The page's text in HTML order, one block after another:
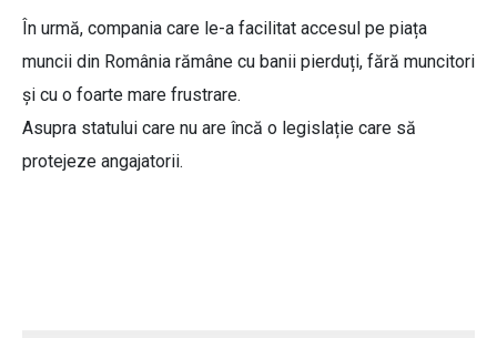
În urmă, compania care le-a facilitat accesul pe piața
muncii din România rămâne cu banii pierduți, fără muncitori
și cu o foarte mare frustrare.
Asupra statului care nu are încă o legislație care să
protejeze angajatorii.